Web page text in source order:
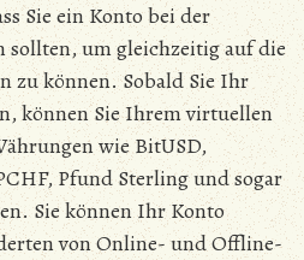
Sie ein Konto bei der
sollten, um gleichzeitig auf die
zu können. Sobald Sie Ihr
können Sie Ihrem virtuellen
wie BitUSD,
Pfund Sterling und sogar
Sie können Ihr Konto
von Online- und Offline-